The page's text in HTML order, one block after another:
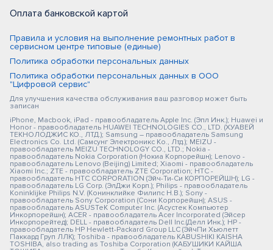
Оплата банковской картой
Правила и условия на выполнение ремонтных работ в
сервисном центре типовые (единые)
Политика обработки персональных данных
Политика обработки персональных данных в ООО
"Цифровой сервис"
Для улучшения качества обслуживания ваш разговор может быть
записан
iPhone, Macbook, iPad - правообладатель Apple Inc. (Эпл Инк.); Huawei и
Honor - правообладатель HUAWEI TECHNOLOGIES CO., LTD. (ХУАВЕЙ
ТЕКНОЛОДЖИС КО., ЛТД.); Samsung – правообладатель Samsung
Electronics Co. Ltd. (Самсунг Электроникс Ко., Лтд.); MEIZU -
правообладатель MEIZU TECHNOLOGY CO., LTD.; Nokia -
правообладатель Nokia Corporation (Нокиа Корпорейшн); Lenovo -
правообладатель Lenovo (Beijing) Limited; Xiaomi - правообладатель
Xiaomi Inc.; ZTE - правообладатель ZTE Corporation; HTC -
правообладатель HTC CORPORATION (Эйч-Ти-Си КОРПОРЕЙШН); LG -
правообладатель LG Corp. (ЭлДжи Корп.); Philips - правообладатель
Koninklijke Philips N.V. (Конинклийке Филипс Н.В.); Sony -
правообладатель Sony Corporation (Сони Корпорейшн); ASUS -
правообладатель ASUSTeK Computer Inc. (Асустек Компьютер
Инкорпорейшн); ACER - правообладатель Acer Incorporated (Эйсер
Инкорпорейтед); DELL - правообладатель Dell Inc.(Делл Инк.); HP -
правообладатель HP Hewlett-Packard Group LLC (ЭйчПи Хьюлетт
Паккард Груп ЛЛК); Toshiba - правообладатель KABUSHIKI KAISHA
TOSHIBA, also trading as Toshiba Corporation (КАБУШИКИ КАЙША